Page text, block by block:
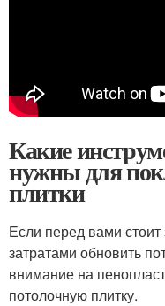
Какие
нужны для
плитки
Если перед вами
затратами обновить
внимание на
потолочную плитку.